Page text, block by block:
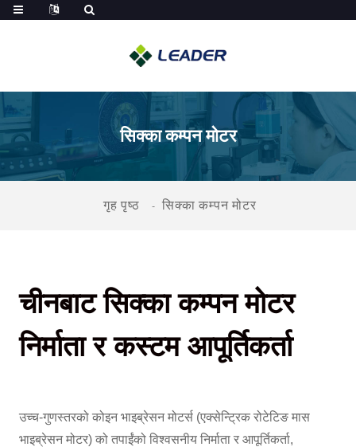
सिक्का कम्पन मोटर
गृह पृष्ठ सिक्का कम्पन मोटर
चीनबाट सिक्का कम्पन मोटर
निर्माता र कस्टम आपूर्तिकर्ता
उच्च-गुणस्तरको कोइन भाइब्रेसन मोटर्स (एक्सेन्ट्रिक रोटेटिङ मास
भाइब्रेसन मोटर) को तपाईंको विश्वसनीय निर्माता र आपूर्तिकर्ता,